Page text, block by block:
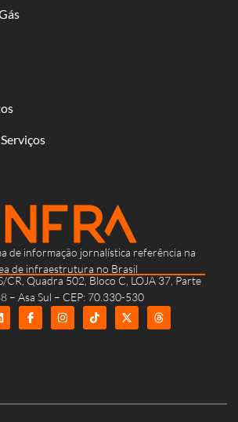
de informação jornalística referência na
de infraestrutura no Brasil
CR, Quadra 502, Bloco C, LOJA 37, Parte
– Asa Sul – CEP: 70.330-530